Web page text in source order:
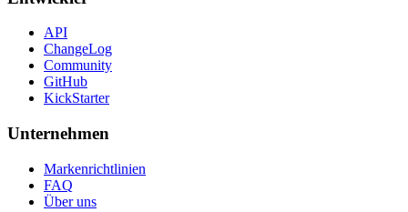
API
ChangeLog
Community
GitHub
KickStarter
Unternehmen
Markenrichtlinien
FAQ
Über uns